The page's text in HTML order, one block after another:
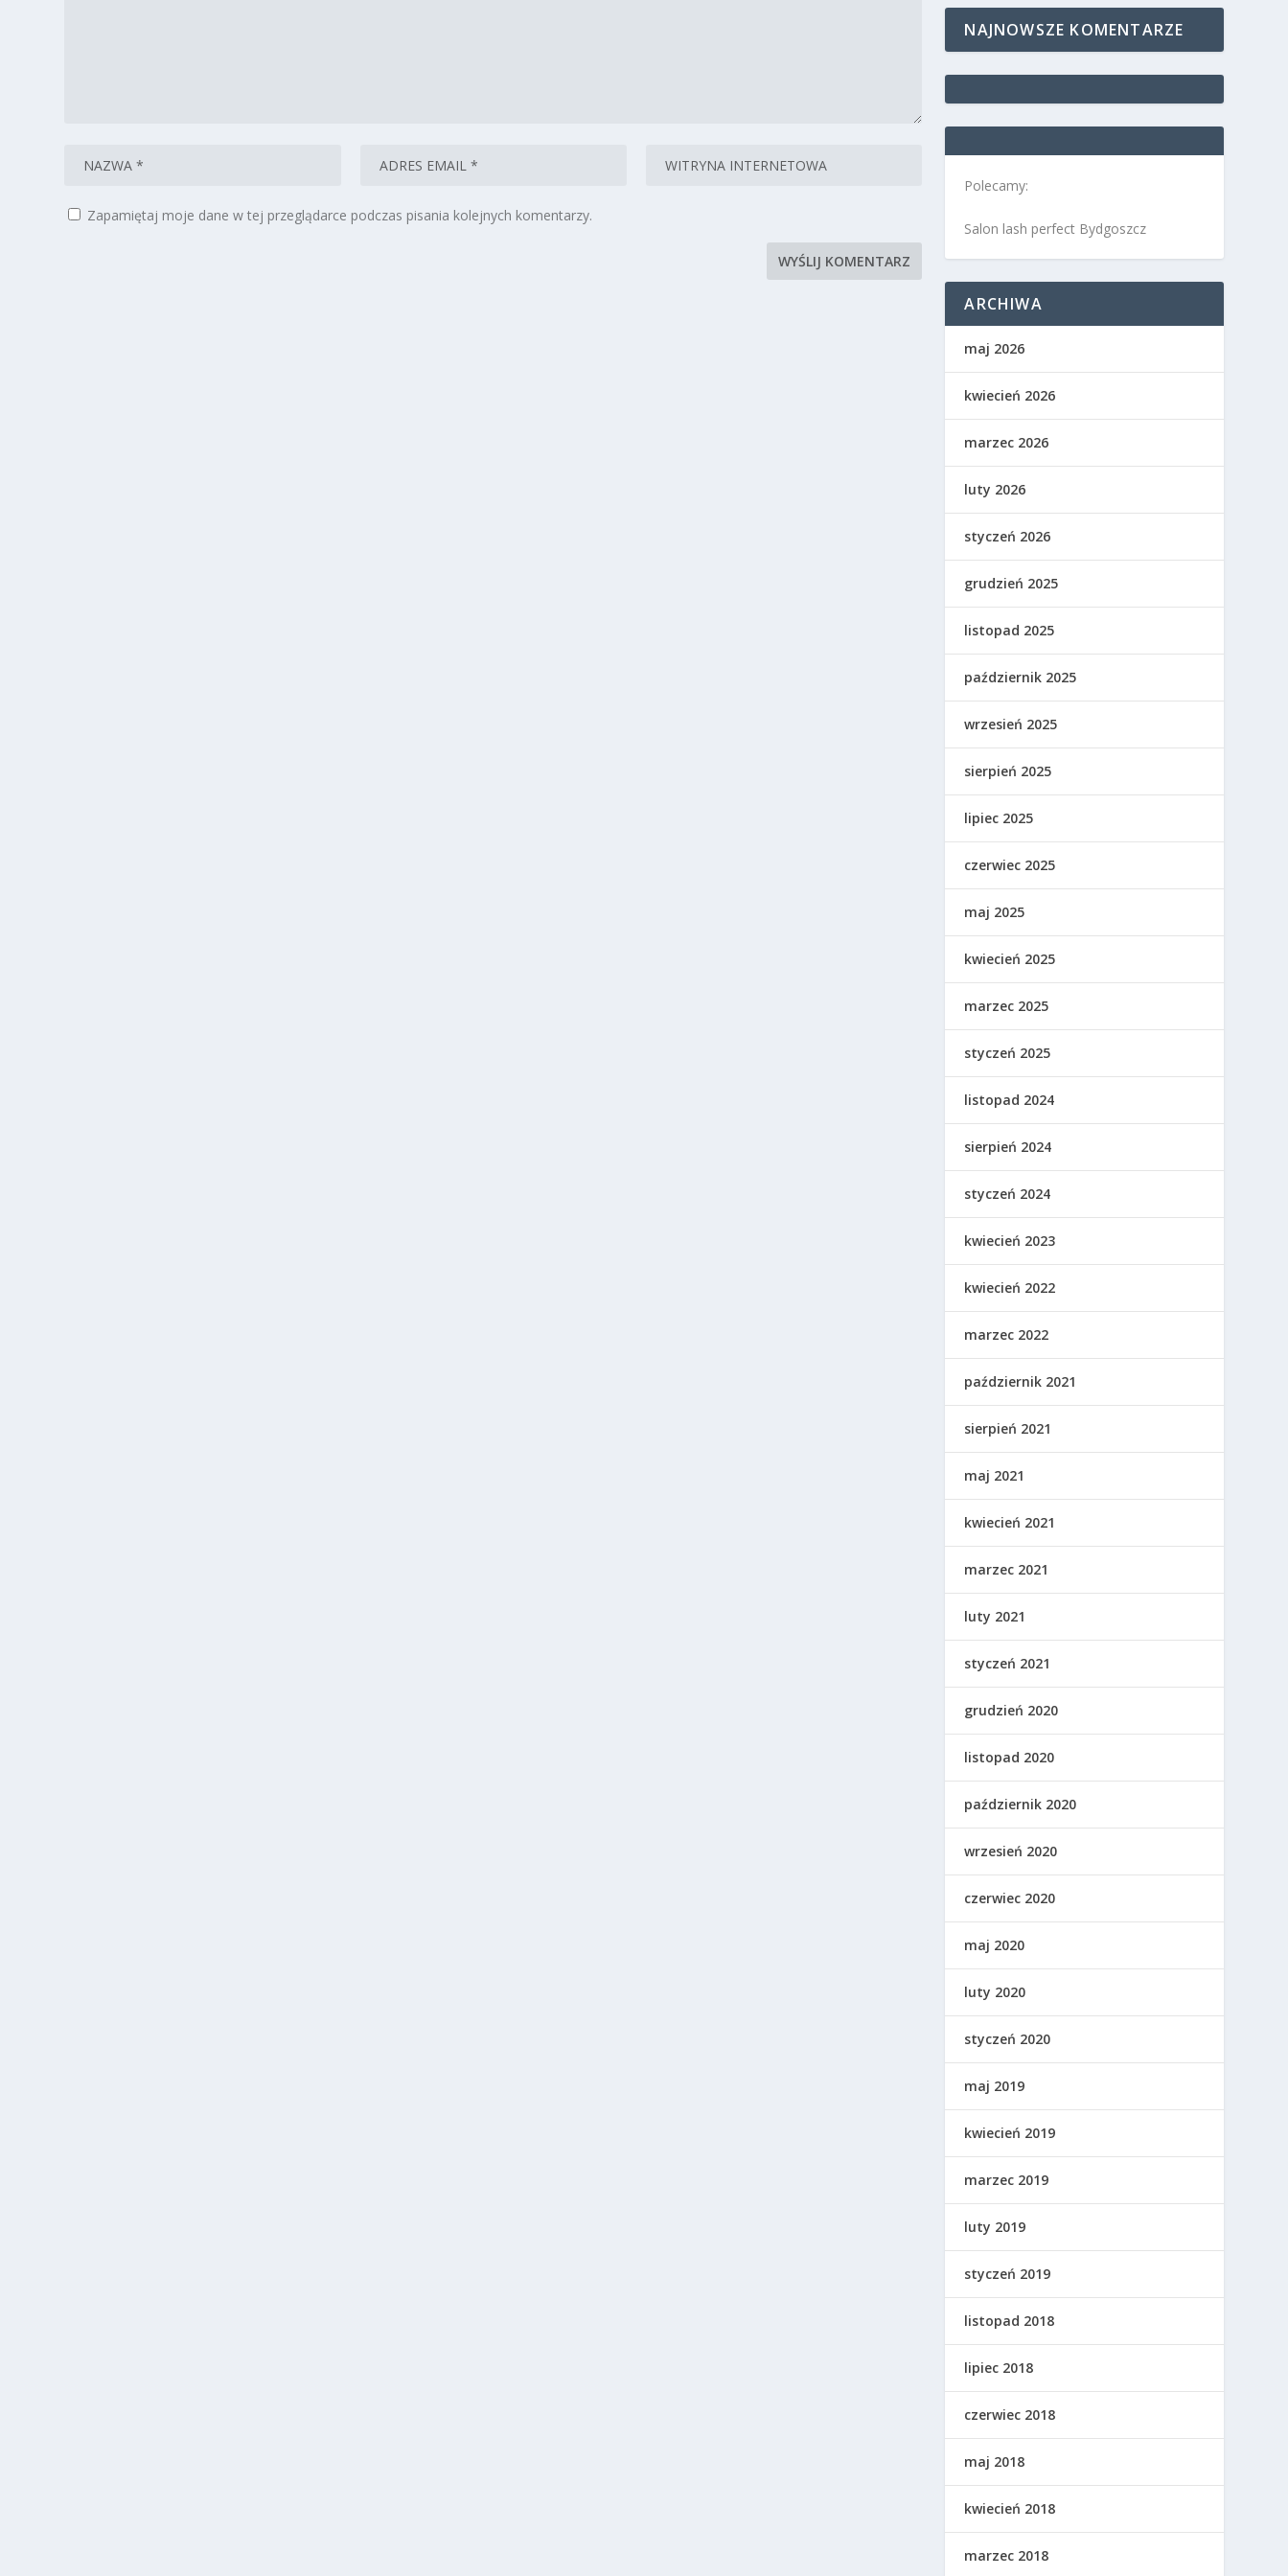
Zapamiętaj moje dane w tej przeglądarce podczas pisania kolejnych komentarzy.
NAJNOWSZE KOMENTARZE
Polecamy:
Salon lash perfect Bydgoszcz
ARCHIWA
maj 2026
kwiecień 2026
marzec 2026
luty 2026
styczeń 2026
grudzień 2025
listopad 2025
październik 2025
wrzesień 2025
sierpień 2025
lipiec 2025
czerwiec 2025
maj 2025
kwiecień 2025
marzec 2025
styczeń 2025
listopad 2024
sierpień 2024
styczeń 2024
kwiecień 2023
kwiecień 2022
marzec 2022
październik 2021
sierpień 2021
maj 2021
kwiecień 2021
marzec 2021
luty 2021
styczeń 2021
grudzień 2020
listopad 2020
październik 2020
wrzesień 2020
czerwiec 2020
maj 2020
luty 2020
styczeń 2020
maj 2019
kwiecień 2019
marzec 2019
luty 2019
styczeń 2019
listopad 2018
lipiec 2018
czerwiec 2018
maj 2018
kwiecień 2018
marzec 2018